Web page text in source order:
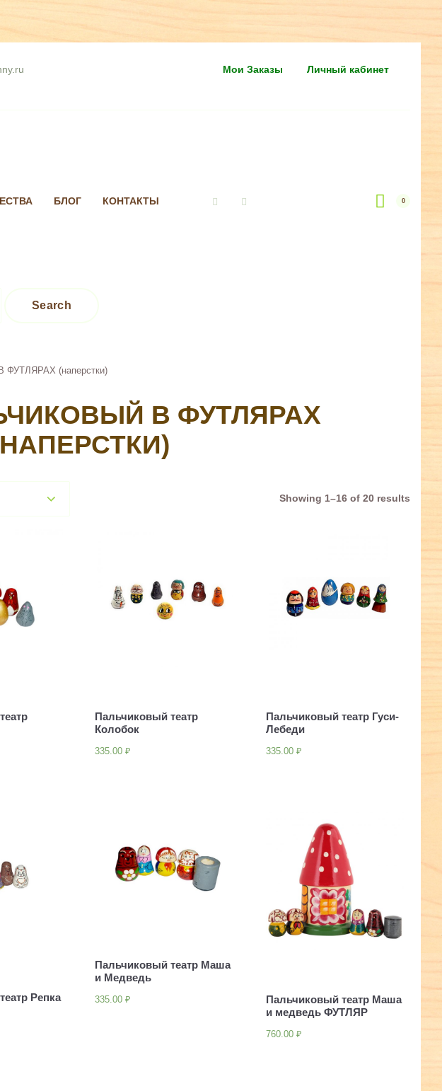
Мои Заказы Личный кабинет
БЛОГ КОНТАКТЫ 0
Search
(наперстки)
В ФУТЛЯРАХ
Showing 1–16 of 20 results
Пальчиковый театр
Колобок
335.00₽
Пальчиковый театр Гуси-
Лебеди
335.00 ₽
Репка
Пальчиковый театр Маша
и Медведь
335.00₽
Пальчиковый театр Маша
и медведь ФУТЛЯР
760.00 ₽